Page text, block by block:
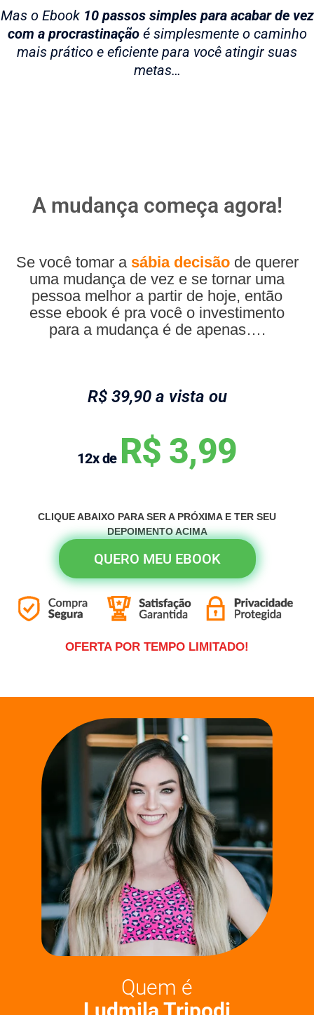
Mas o Ebook 10 passos simples para acabar de vez
com a procrastinaçãoé simplesmente o caminho
mais prático e eficiente para você atingir suas
metas…
A mudança começa agora!
Se você tomar a sábia decisão de querer
uma mudança de vez e se tornar uma
pessoa melhor a partir de hoje, então
esse ebook é pra você o investimento
para a mudança é de apenas….
R$ 39,90 a vista ou
12x de R$ 3,99
CLIQUE ABAIXO PARA SER A PRÓXIMA E TER SEU
DEPOIMENTO ACIMA
QUERO MEU EBOOK
OFERTA POR TEMPO LIMITADO!
Quem é